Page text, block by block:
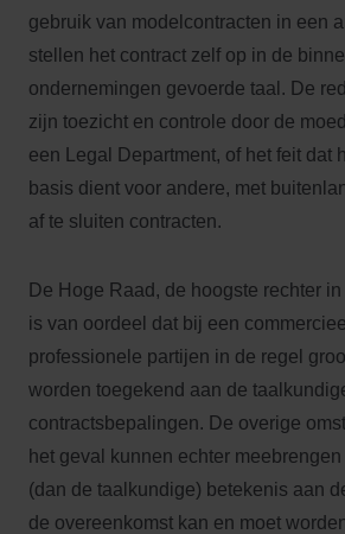
gebruik van modelcontracten in een
stellen het contract zelf op in de
ondernemingen gevoerde taal. De
zijn toezicht en controle door de
een Legal Department, of het feit dat
basis dient voor andere, met
af te sluiten contracten.
De Hoge Raad, de hoogste rechter
is van oordeel dat bij een
professionele partijen in de regel
worden toegekend aan de
contractsbepalingen. De overige
het geval kunnen echter
(dan de taalkundige) betekenis aan
de overeenkomst kan en moet